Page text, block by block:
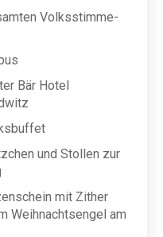
Volksstimme-
Bär Hotel
und Stollen zur
mit Zither
Weihnachtsengel am